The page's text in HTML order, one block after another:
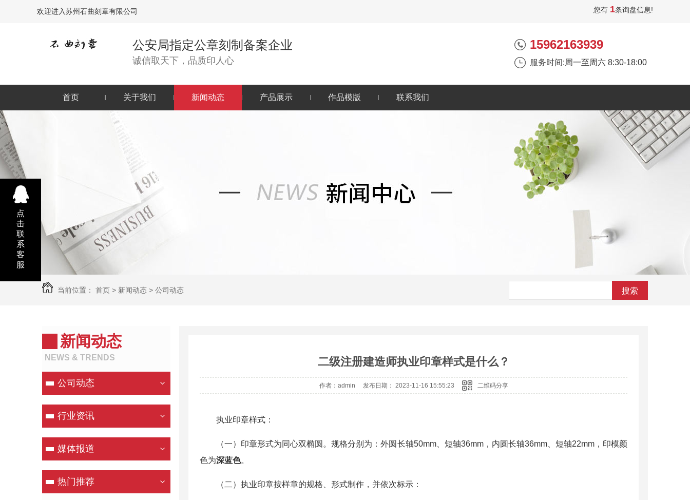
欢迎进入苏州石曲刻章有限公司 您有 1条询盘信息!
公安局指定公章刻制备案企业
诚信取天下，品质印人心
15962163939
服务时间:周一至周六 8:30-18:00
首页 关于我们 新闻动态 产品展示 作品模版 联系我们
当前位置： 首页 > 新闻动态 > 公司动态 搜索
新闻动态
NEWS & TRENDS
公司动态
行业资讯
媒体报道
热门推荐
二级注册建造师执业印章样式是什么？
作者：admin 发布日期： 2023-11-16 15:55:23 二维码分享
执业印章样式：
（一）印章形式为同心双椭圆。规格分别为：外圆长轴50mm、短轴36mm，内圆长轴36mm、短轴22mm，印模颜
色为深蓝色。
（二）执业印章按样章的规格、形式制作，并依次标示：
点
击
联
系
客
服